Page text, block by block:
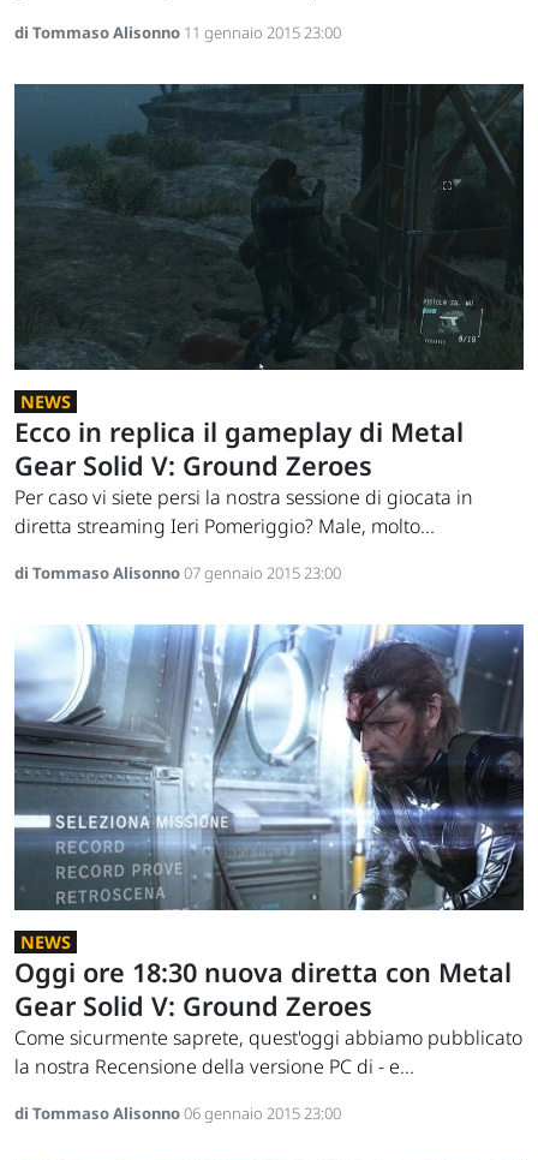
di Tommaso Alisonno 11 gennaio 2015 23:00
NEWS
Ecco in replica il gameplay di Metal
Gear Solid V: Ground Zeroes
Per caso vi siete persi la nostra sessione di giocata in
diretta streaming Ieri Pomeriggio? Male, molto...
di Tommaso Alisonno07 gennaio 2015 23:00
NEWS
Oggi ore 18:30 nuova diretta con Metal
Gear Solid V: Ground Zeroes
Come sicurmente saprete, quest'oggi abbiamo pubblicato
la nostra Recensione della versione PC di - e...
di Tommaso Alisonno06 gennaio 2015 23:00